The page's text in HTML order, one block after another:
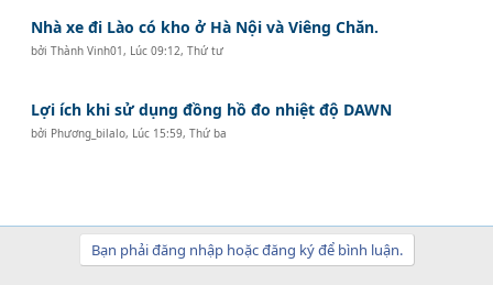
Nhà xe đi Lào có kho ở Hà Nội và Viêng Chăn.
bởiThành Vinh01, Lúc 09:12, Thứ tư
Lợi ích khi sử dụng đồng hồ đo nhiệt độ DAWN
bởi Phương_bilalo, Lúc 15:59, Thứ ba
Bạn phải đăng nhập hoặc đăng ký để bình luận.